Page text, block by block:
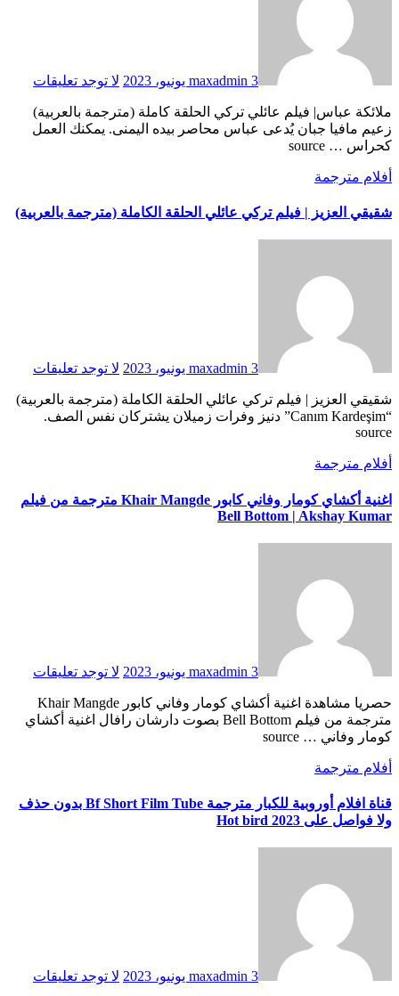
maxadmin 3 يونيو، 2023 لا توجد تعليقات
ملائكة عباس| فيلم عائلي تركي الحلقة كاملة (مترجمة بالعربية)
زعيم مافيا جبان يُدعى عباس محاصر بيده اليمنى. يمكنك العمل
كحراس … source
أفلام مترجمة
شقيقي العزيز | فيلم تركي عائلي الحلقة الكاملة (مترجمة بالعربية)
maxadmin 3 يونيو، 2023 لا توجد تعليقات
شقيقي العزيز | فيلم تركي عائلي الحلقة الكاملة (مترجمة بالعربية)
“Canım Kardeşim” دنيز وفرات زميلان يشتركان نفس الصف.
source
أفلام مترجمة
اغنية أكشاي كومار وفاني كابور Khair Mangde مترجمة من فيلم
Bell Bottom | Akshay Kumar
maxadmin 3 يونيو، 2023 لا توجد تعليقات
حصريا مشاهدة اغنية أكشاي كومار وفاني كابور Khair Mangde
مترجمة من فيلم Bell Bottom بصوت دارشان رافال اغنية أكشاي
كومار وفاني … source
أفلام مترجمة
قناة افلام أوروبية للكبار مترجمة Bf Short Film Tube بدون حذف
ولا فواصل على Hot bird 2023
maxadmin 3 يونيو، 2023 لا توجد تعليقات